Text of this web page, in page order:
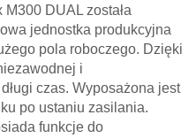
DUAL została
jednostka produkcyjna
pola roboczego. Dzięki
i
czas. Wyposażona jest
po ustaniu zasilania.
funkcje do